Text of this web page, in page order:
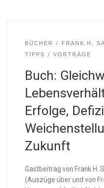
BÜCHER FRANK H.
TIPPS
VORTRÄGE
Buch:
Erfolge,
Zukunft
Gastbeitrag von Frank H.
(Auszüge über und von